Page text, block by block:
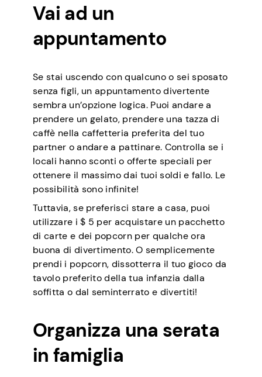
Vai ad un
appuntamento
Se stai uscendo con qualcuno o sei sposato
senza figli, un appuntamento divertente
sembra un’opzione logica. Puoi andare a
prendere un gelato, prendere una tazza di
caffè nella caffetteria preferita del tuo
partner o andare a pattinare. Controlla se i
locali hanno sconti o offerte speciali per
ottenere il massimo dai tuoi soldi e fallo. Le
possibilità sono infinite!
Tuttavia, se preferisci stare a casa, puoi
utilizzare i $ 5 per acquistare un pacchetto
di carte e dei popcorn per qualche ora
buona di divertimento. O semplicemente
prendi i popcorn, dissotterra il tuo gioco da
tavolo preferito della tua infanzia dalla
soffitta o dal seminterrato e divertiti!
Organizza una serata
in famiglia